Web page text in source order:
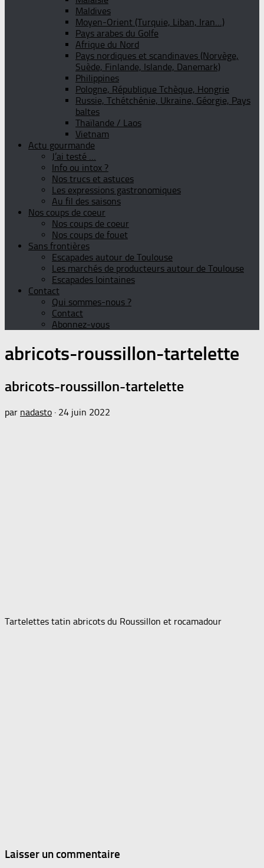
Maldives
Moyen-Orient (Turquie, Liban, Iran…)
Pays arabes du Golfe
Afrique du Nord
Pays nordiques et scandinaves (Norvège,
Suède, Finlande, Islande, Danemark)
Philippines
Pologne, République Tchèque, Hongrie
Russie, Tchétchénie, Ukraine, Géorgie, Pays
baltes
Thaïlande / Laos
Vietnam
Actu gourmande
J’ai testé …
Info ou intox ?
Nos trucs et astuces
Les expressions gastronomiques
Au fil des saisons
Nos coups de coeur
Nos coups de coeur
Nos coups de fouet
Sans frontières
Escapades autour de Toulouse
Les marchés de producteurs autour de Toulouse
Escapades lointaines
Contact
Qui sommes-nous ?
Contact
Abonnez-vous
abricots-roussillon-tartelette
abricots-roussillon-tartelette
par nadasto · 24 juin 2022
Tartelettes tatin abricots du Roussillon et rocamadour
Laisser un commentaire